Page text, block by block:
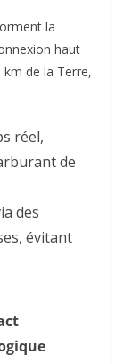
la
haut
de la Terre,
réel,
de
des
évitant